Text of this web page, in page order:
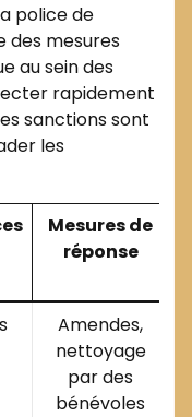
police de
des mesures
au sein des
rapidement
sanctions sont
les
Mesures de
réponse
Amendes,
nettoyage
par des
bénévoles